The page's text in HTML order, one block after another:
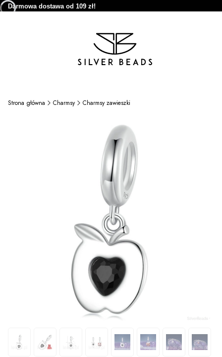
Darmowa dostawa od 109 zł!
Strona główna Charmsy Charmsy zawieszki